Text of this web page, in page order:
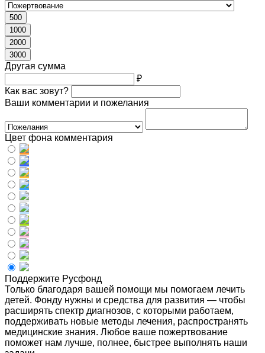
500
1000
2000
3000
Другая сумма
₽
Как вас зовут?
Ваши комментарии и пожелания
Цвет фона комментария
Поддержите Русфонд
Только благодаря вашей помощи мы помогаем лечить
детей. Фонду нужны и средства для развития — чтобы
расширять спектр диагнозов, с которыми работаем,
поддерживать новые методы лечения, распространять
медицинские знания. Любое ваше пожертвование
поможет нам лучше, полнее, быстрее выполнять наши